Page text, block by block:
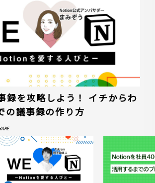
録を攻略しよう！ イチからわ
の議事録の作り方